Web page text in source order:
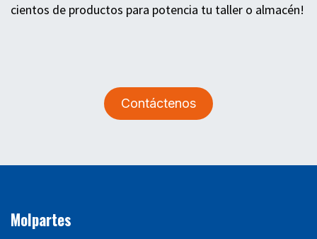
cientos de productos para potencia tu taller o almacén!
Contáctenos
Molpartes